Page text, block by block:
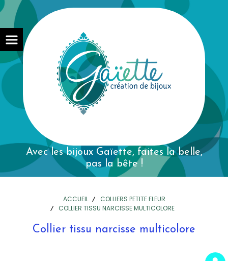
Avec les bijoux Gaïette, faites la belle,
pas la bête !
ACCUEIL
COLLIERS PETITE FLEUR
COLLIER TISSU NARCISSE MULTICOLORE
Collier tissu narcisse multicolore